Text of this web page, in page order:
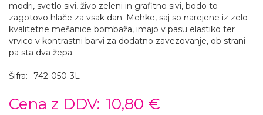
modri, svetlo sivi, živo zeleni in grafitno sivi, bodo to
zagotovo hlače za vsak dan. Mehke, saj so narejene iz zelo
kvalitetne mešanice bombaža, imajo v pasu elastiko ter
vrvico v kontrastni barvi za dodatno zavezovanje, ob strani
pa sta dva žepa.
Šifra: 742-050-3L
Cena z DDV: 10,80 €